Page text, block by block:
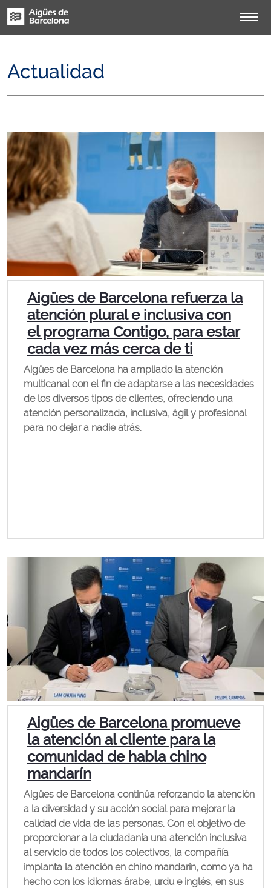
Actualidad
Aigües de Barcelona refuerza la
atención plural e inclusiva con
el programa Contigo, para estar
cada vez más cerca de ti
Aigües de Barcelona ha ampliado la atención
multicanal con el fin de adaptarse a las necesidades
de los diversos tipos de clientes, ofreciendo una
atención personalizada, inclusiva, ágil y profesional
para no dejar a nadie atrás.
Aigües de Barcelona promueve
la atención al cliente para la
comunidad de habla chino
mandarín
Aigües de Barcelona continúa reforzando la atención
a la diversidad y su acción social para mejorar la
calidad de vida de las personas. Con el objetivo de
proporcionar a la ciudadanía una atención inclusiva
al servicio de todos los colectivos, la compañía
implanta la atención en chino mandarín, como ya ha
hecho con los idiomas árabe, urdu e inglés, en sus